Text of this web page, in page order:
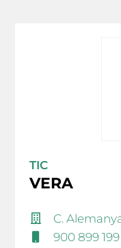
TIC
VERA
C.
900 899 199